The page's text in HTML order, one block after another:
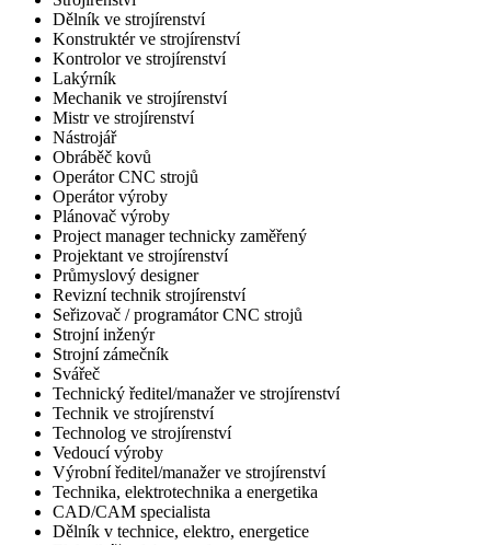
Dělník ve strojírenství
Konstruktér ve strojírenství
Kontrolor ve strojírenství
Lakýrník
Mechanik ve strojírenství
Mistr ve strojírenství
Nástrojář
Obráběč kovů
Operátor CNC strojů
Operátor výroby
Plánovač výroby
Project manager technicky zaměřený
Projektant ve strojírenství
Průmyslový designer
Revizní technik strojírenství
Seřizovač / programátor CNC strojů
Strojní inženýr
Strojní zámečník
Svářeč
Technický ředitel/manažer ve strojírenství
Technik ve strojírenství
Technolog ve strojírenství
Vedoucí výroby
Výrobní ředitel/manažer ve strojírenství
Technika, elektrotechnika a energetika
CAD/CAM specialista
Dělník v technice, elektro, energetice